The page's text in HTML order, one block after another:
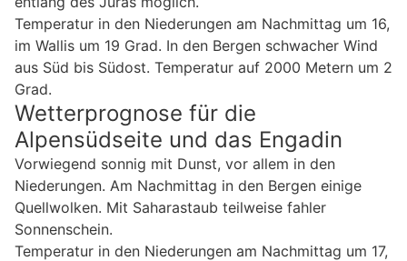
Temperatur in den Niederungen am Nachmittag um 16,
im Wallis um 19 Grad. In den Bergen schwacher Wind
aus Süd bis Südost. Temperatur auf 2000 Metern um 2
Grad.
Wetterprognose für die
Alpensüdseite und das Engadin
Vorwiegend sonnig mit Dunst, vor allem in den
Niederungen. Am Nachmittag in den Bergen einige
Quellwolken. Mit Saharastaub teilweise fahler
Sonnenschein.
Temperatur in den Niederungen am Nachmittag um 17,